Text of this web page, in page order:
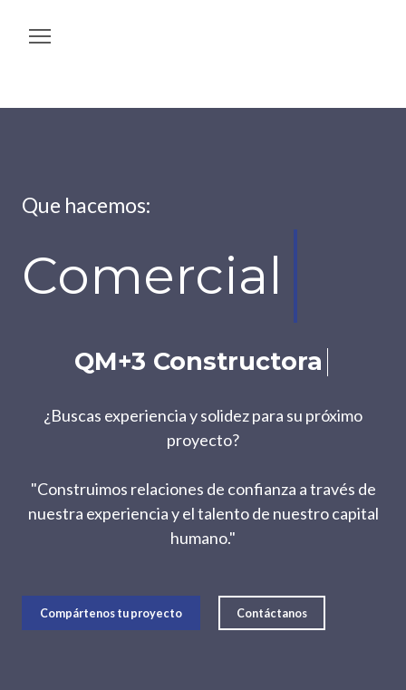
Contacto
Ofertas de Empleo
Que hacemos:
Comercial
QM+3 Constructora
¿Buscas experiencia y solidez para su próximo
proyecto?
"Construimos relaciones de confianza a través de
nuestra experiencia y el talento de nuestro capital
humano."
Compártenos tu proyecto Contáctanos